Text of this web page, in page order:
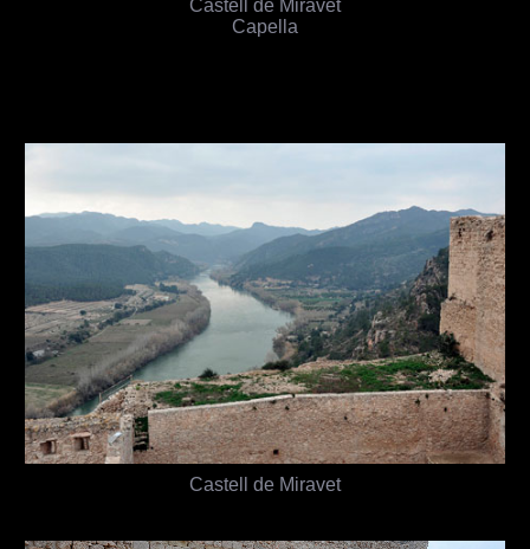
Castell de Miravet
Capella
Castell de Miravet